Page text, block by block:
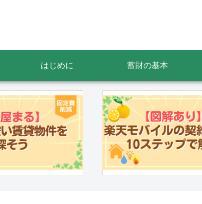
はじめに 蓄財の基本